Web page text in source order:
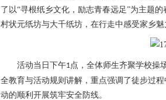
了以“寻根纸乡文化，励志青春远足”为主题
村状元纸坊与大千纸坊，在行走中感受家乡魅
活动当日下午1点，全体师生齐聚学校操
全教育与活动规则讲解，重点强调了徒步过
动的顺利开展筑牢安全防线。